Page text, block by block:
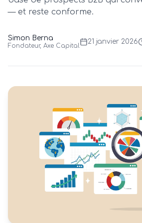
— et reste conforme.
Simon Berna
Fondateur, Axe Capital
21 janvier 2026